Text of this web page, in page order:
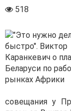
Количество
518
совещания у